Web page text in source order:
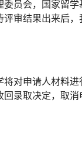
委员会，国家留
审结果出来后
将对申请人材料
录取决定，取消